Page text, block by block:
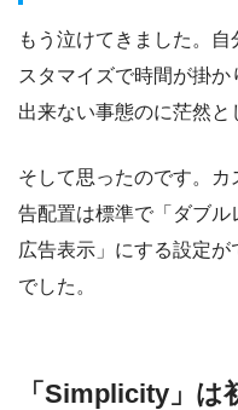
もう泣けてきました。
スタマイズで時間が掛
出来ない事態のに茫然と
そして思ったのです。
告配置は標準で「ダブ
広告表示」にする設定
でした。
「Simplicity」は